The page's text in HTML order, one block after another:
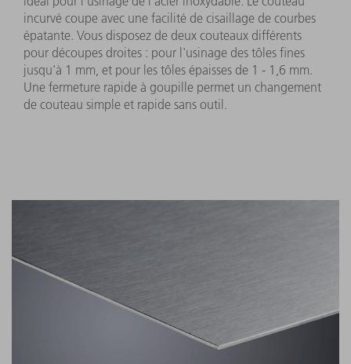
incurvé coupe avec une facilité de cisaillage de courbes
épatante. Vous disposez de deux couteaux différents
pour découpes droites : pour l'usinage des tôles fines
jusqu'à 1 mm, et pour les tôles épaisses de 1 - 1,6 mm.
Une fermeture rapide à goupille permet un changement
de couteau simple et rapide sans outil.